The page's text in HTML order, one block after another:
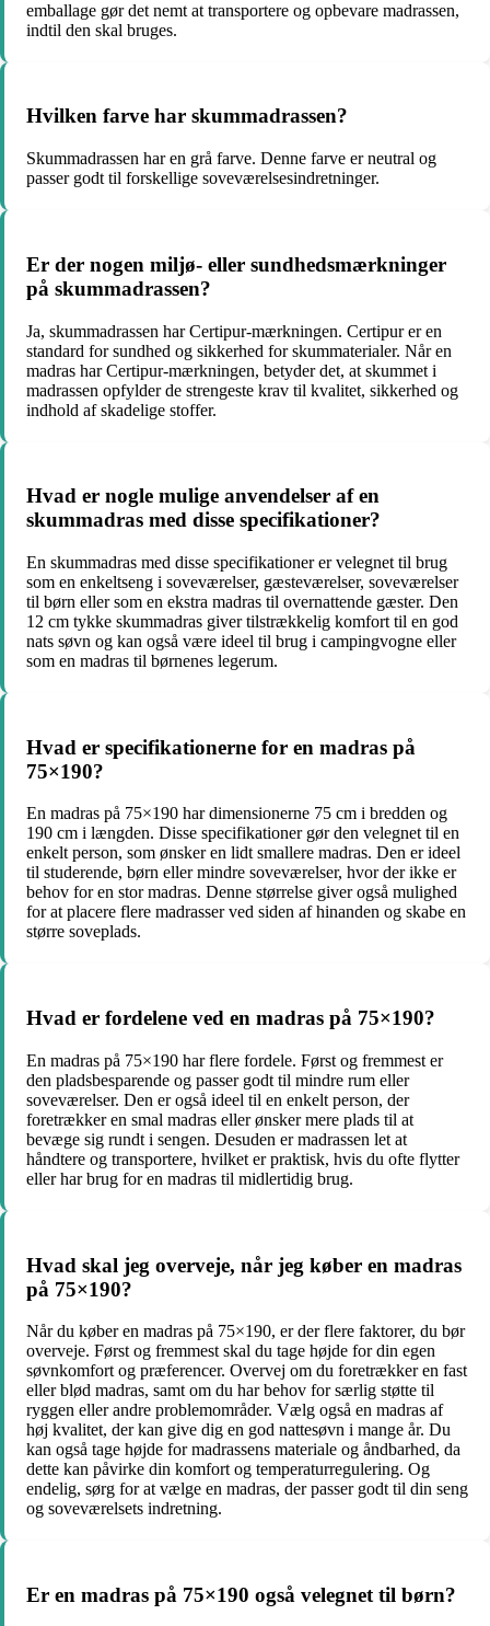
emballage gør det nemt at transportere og opbevare madrassen,
indtil den skal bruges.
Hvilken farve har skummadrassen?
Skummadrassen har en grå farve. Denne farve er neutral og
passer godt til forskellige soveværelsesindretninger.
Er der nogen miljø- eller sundhedsmærkninger
på skummadrassen?
Ja, skummadrassen har Certipur-mærkningen. Certipur er en
standard for sundhed og sikkerhed for skummaterialer. Når en
madras har Certipur-mærkningen, betyder det, at skummet i
madrassen opfylder de strengeste krav til kvalitet, sikkerhed og
indhold af skadelige stoffer.
Hvad er nogle mulige anvendelser af en
skummadras med disse specifikationer?
En skummadras med disse specifikationer er velegnet til brug
som en enkeltseng i soveværelser, gæsteværelser, soveværelser
til børn eller som en ekstra madras til overnattende gæster. Den
12 cm tykke skummadras giver tilstrækkelig komfort til en god
nats søvn og kan også være ideel til brug i campingvogne eller
som en madras til børnenes legerum.
Hvad er specifikationerne for en madras på
75×190?
En madras på 75×190 har dimensionerne 75 cm i bredden og
190 cm i længden. Disse specifikationer gør den velegnet til en
enkelt person, som ønsker en lidt smallere madras. Den er ideel
til studerende, børn eller mindre soveværelser, hvor der ikke er
behov for en stor madras. Denne størrelse giver også mulighed
for at placere flere madrasser ved siden af hinanden og skabe en
større soveplads.
Hvad er fordelene ved en madras på 75×190?
En madras på 75×190 har flere fordele. Først og fremmest er
den pladsbesparende og passer godt til mindre rum eller
soveværelser. Den er også ideel til en enkelt person, der
foretrækker en smal madras eller ønsker mere plads til at
bevæge sig rundt i sengen. Desuden er madrassen let at
håndtere og transportere, hvilket er praktisk, hvis du ofte flytter
eller har brug for en madras til midlertidig brug.
Hvad skal jeg overveje, når jeg køber en madras
på 75×190?
Når du køber en madras på 75×190, er der flere faktorer, du bør
overveje. Først og fremmest skal du tage højde for din egen
søvnkomfort og præferencer. Overvej om du foretrækker en fast
eller blød madras, samt om du har behov for særlig støtte til
ryggen eller andre problemområder. Vælg også en madras af
høj kvalitet, der kan give dig en god nattesøvn i mange år. Du
kan også tage højde for madrassens materiale og åndbarhed, da
dette kan påvirke din komfort og temperaturregulering. Og
endelig, sørg for at vælge en madras, der passer godt til din seng
og soveværelsets indretning.
Er en madras på 75×190 også velegnet til børn?